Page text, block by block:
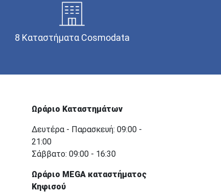
8 Καταστήματα Cosmodata
Ωράριο Καταστημάτων
Δευτέρα - Παρασκευή: 09:00 -
21:00
Σάββατο: 09:00 - 16:30
Ωράριο MEGA καταστήματος
Κηφισού